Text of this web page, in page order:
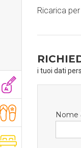
Ricarica
i tuoi dati
Nome